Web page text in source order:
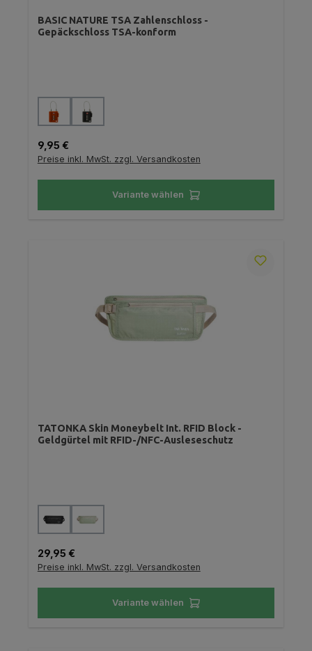
BASIC NATURE TSA Zahlenschloss -
Gepäckschloss TSA-konform
Farbe
Regulärer Preis:
9,95 €
Preise inkl. MwSt. zzgl. Versandkosten
Variante wählen
TATONKA Skin Moneybelt Int. RFID Block -
Geldgürtel mit RFID-/NFC-Ausleseschutz
Farbe auswählen
Regulärer Preis:
29,95 €
Preise inkl. MwSt. zzgl. Versandkosten
Variante wählen